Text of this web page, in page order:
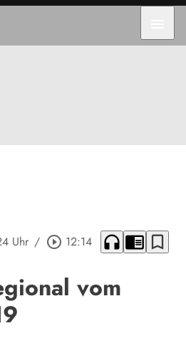
Uhr / play_circle_outline 12:14 headphones chrome_reader_mode bookmark_border
vom